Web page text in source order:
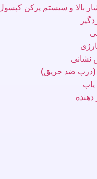
بالا و سیستم پرکن
نشانی
(درب ضد حریق)
یاب
دهنده